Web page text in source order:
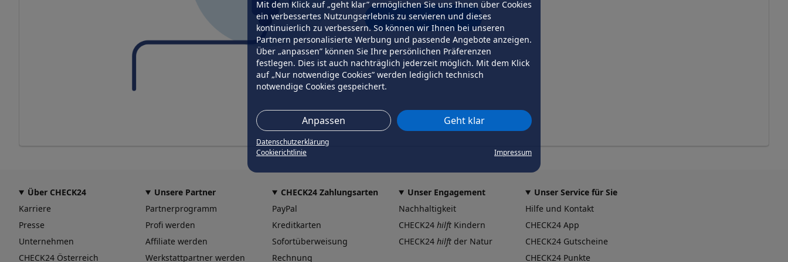
Mit dem Klick auf „geht klar” ermöglichen Sie uns Ihnen über Cookies
ein verbessertes Nutzungserlebnis zu servieren und dieses
kontinuierlich zu verbessern. So können wir Ihnen bei unseren
Partnern personalisierte Werbung und passende Angebote anzeigen.
Über „anpassen” können Sie Ihre persönlichen Präferenzen
festlegen. Dies ist auch nachträglich jederzeit möglich. Mit dem Klick
auf „Nur notwendige Cookies” werden lediglich technisch
notwendige Cookies gespeichert.
Anpassen Geht klar
Datenschutzerklärung
Cookierichtlinie
Impressum
erneut versuchen
Über CHECK24
Karriere
Presse
Unternehmen
CHECK24 Österreich
Unsere Partner
Partnerprogramm
Profi werden
Affiliate werden
Werkstattpartner werden
CHECK24 Zahlungsarten
PayPal
Kreditkarten
Sofortüberweisung
Rechnung
Unser Engagement
Nachhaltigkeit
CHECK24 hilft Kindern
CHECK24 hilft der Natur
Unser Service für Sie
Hilfe und Kontakt
CHECK24 App
CHECK24 Gutscheine
CHECK24 Punkte